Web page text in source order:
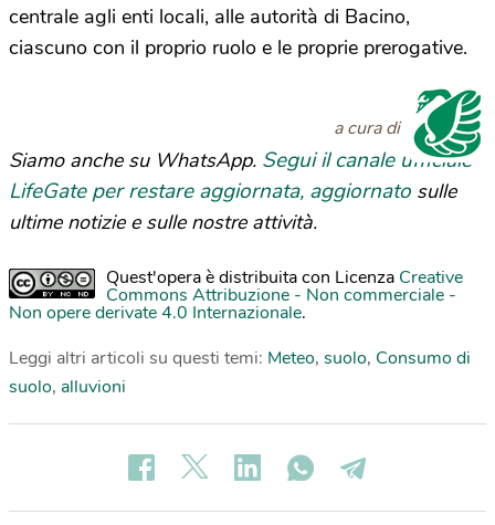
centrale agli enti locali, alle autorità di Bacino,
ciascuno con il proprio ruolo e le proprie prerogative.
a cura di
Siamo anche su WhatsApp. Segui il canale ufficiale
LifeGate per restare aggiornata, aggiornato sulle
ultime notizie e sulle nostre attività.
Quest'opera è distribuita con Licenza Creative
Commons Attribuzione - Non commerciale -
Non opere derivate 4.0 Internazionale.
Leggi altri articoli su questi temi: Meteo, suolo, Consumo di
suolo, alluvioni